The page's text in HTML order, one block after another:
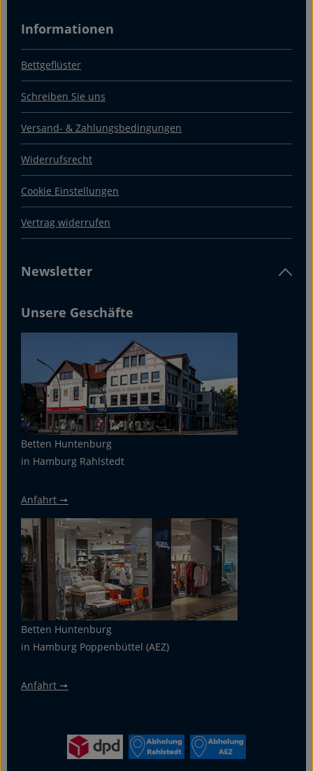
Informationen
Bettgeflüster
Schreiben Sie uns
Versand- & Zahlungsbedingungen
Widerrufsrecht
Cookie Einstellungen
Vertrag widerrufen
Newsletter
Unsere Geschäfte
Betten Huntenburg
in Hamburg Rahlstedt
Anfahrt 🠖
Betten Huntenburg
in Hamburg Poppenbüttel (AEZ)
Anfahrt 🠖